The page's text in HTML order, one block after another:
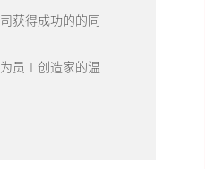
获得成功的的同
员工创造家的温